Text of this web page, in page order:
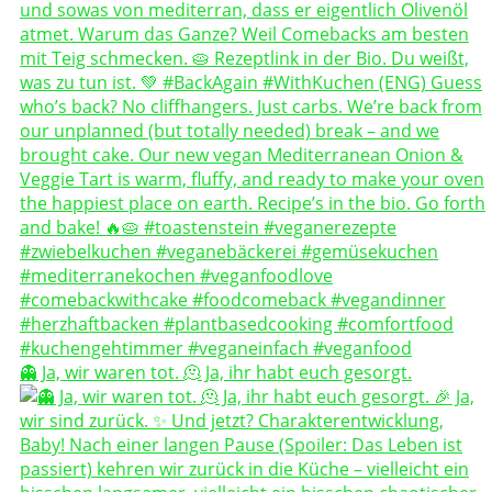
👻 Ja, wir waren tot. 🫠 Ja, ihr habt euch gesorgt.